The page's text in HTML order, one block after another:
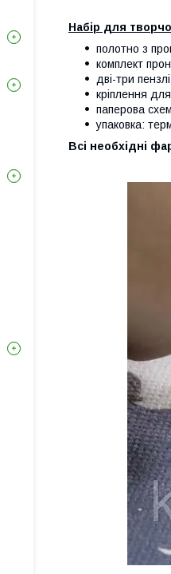
Набір для
полотно з
комплект
дві-три
кріплення
паперова
упаковка:
Всі необхідні